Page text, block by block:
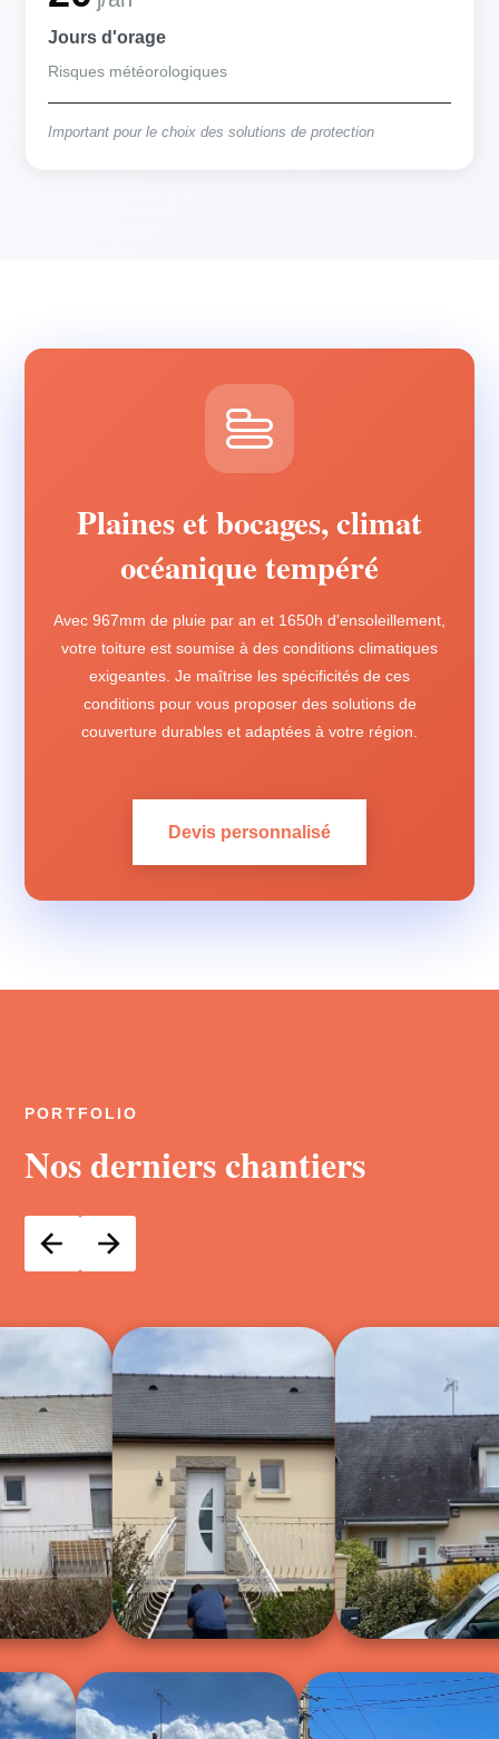
Jours d'orage
Risques météorologiques
Important pour le choix des solutions de protection
Plaines et bocages, climat
océanique tempéré
Avec 967mm de pluie par an et 1650h d'ensoleillement,
votre toiture est soumise à des conditions climatiques
exigeantes. Je maîtrise les spécificités de ces
conditions pour vous proposer des solutions de
couverture durables et adaptées à votre région.
Devis personnalisé
PORTFOLIO
Nos derniers chantiers